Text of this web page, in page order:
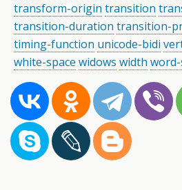
transform-origin transition
transition-duration transition-
timing-function unicode-bidi
white-space widows width